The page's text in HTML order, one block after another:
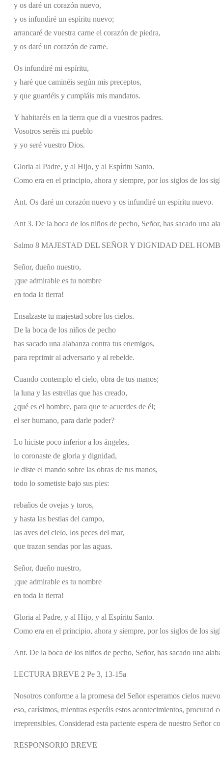
y os daré un corazón nuevo,
y os infundiré un espíritu nuevo;
arrancaré de vuestra carne el corazón de piedra,
y os daré un corazón de carne.
Os infundiré mi espíritu,
y haré que caminéis según mis preceptos,
y que guardéis y cumpláis mis mandatos.
Y habitaréis en la tierra que di a vuestros padres.
Vosotros seréis mi pueblo
y yo seré vuestro Dios.
Gloria al Padre, y al Hijo, y al Espíritu Santo.
Como era en el principio, ahora y siempre, por los siglos de los
Ant. Os daré un corazón nuevo y os infundiré un espíritu nuevo.
Ant 3. De la boca de los niños de pecho, Señor, has sacado una
Salmo 8 MAJESTAD DEL SEÑOR Y DIGNIDAD DEL
Señor, dueño nuestro,
¡que admirable es tu nombre
en toda la tierra!
Ensalzaste tu majestad sobre los cielos.
De la boca de los niños de pecho
has sacado una alabanza contra tus enemigos,
para reprimir al adversario y al rebelde.
Cuando contemplo el cielo, obra de tus manos;
la luna y las estrellas que has creado,
¿qué es el hombre, para que te acuerdes de él;
el ser humano, para darle poder?
Lo hiciste poco inferior a los ángeles,
lo coronaste de gloria y dignidad,
le diste el mando sobre las obras de tus manos,
todo lo sometiste bajo sus pies:
rebaños de ovejas y toros,
y hasta las bestias del campo,
las aves del cielo, los peces del mar,
que trazan sendas por las aguas.
Señor, dueño nuestro,
¡que admirable es tu nombre
en toda la tierra!
Gloria al Padre, y al Hijo, y al Espíritu Santo.
Como era en el principio, ahora y siempre, por los siglos de los
Ant. De la boca de los niños de pecho, Señor, has sacado una
LECTURA BREVE 2 Pe 3, 13-15a
Nosotros conforme a la promesa del Señor esperamos cielos
eso, carísimos, mientras esperáis estos acontecimientos,
irreprensibles. Considerad esta paciente espera de nuestro Señor
RESPONSORIO BREVE